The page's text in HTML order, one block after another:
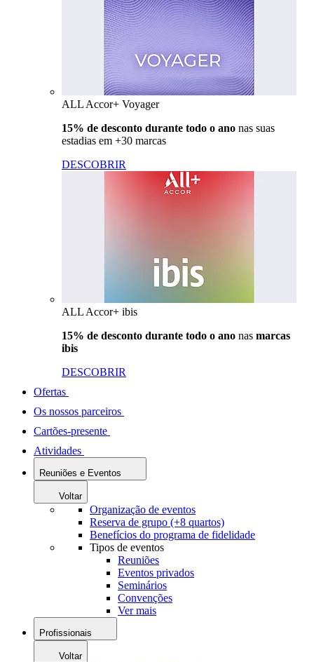
ALL Accor+ Voyager
15% de desconto durante todo o ano nas suas
estadias em +30 marcas
DESCOBRIR
ALL Accor+ ibis
15% de desconto durante todo o ano nas marcas
ibis
DESCOBRIR
Ofertas
Os nossos parceiros
Cartões-presente
Atividades
Reuniões e Eventos
Voltar
Organização de eventos
Reserva de grupo (+8 quartos)
Benefícios do programa de fidelidade
Tipos de eventos
Reuniões
Eventos privados
Seminários
Convenções
Ver mais
Profissionais
Voltar